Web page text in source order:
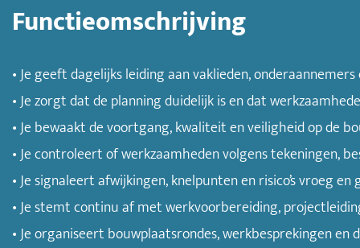
Functieomschrijving
• Je geeft dagelijks leiding aan vaklieden,
• Je zorgt dat de planning duidelijk is en dat
• Je bewaakt de voortgang, kwaliteit en veiligheid op de
• Je controleert of werkzaamheden volgens tekeningen,
• Je signaleert afwijkingen, knelpunten en risico’s vroeg
• Je stemt continu af met werkvoorbereiding,
• Je organiseert bouwplaatsrondes, werkbesprekingen en